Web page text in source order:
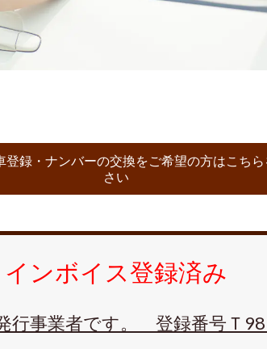
登録・ナンバーの交換をご希望の方はこち
さい
インボイス登録済み
行事業者です。 登録番号Ｔ